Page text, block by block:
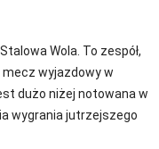
Wola. To zespół,
mecz wyjazdowy w
dużo niżej notowana w
wygrania jutrzejszego